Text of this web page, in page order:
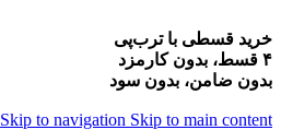
خرید قسطی با ترب‌پی
۴ قسط، بدون کارمزد
بدون ضامن، بدون سود
Skip to navigation Skip to main content